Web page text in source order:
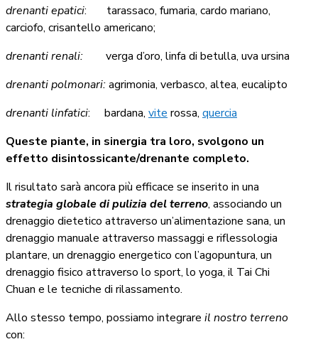
drenanti epatici:
tarassaco, fumaria, cardo mariano,
carciofo, crisantello americano;
drenanti renali:
verga d’oro, linfa di betulla, uva ursina
drenanti polmonari:agrimonia, verbasco, altea, eucalipto
drenanti linfatici: bardana, vite rossa, quercia
Queste piante, in sinergia tra loro, svolgono un
effetto disintossicante/drenante completo.
Il risultato sarà ancora più efficace se inserito in una
strategia globale di pulizia del terreno, associando un
drenaggio dietetico attraverso un’alimentazione sana, un
drenaggio manuale attraverso massaggi e riflessologia
plantare, un drenaggio energetico con l’agopuntura, un
drenaggio fisico attraverso lo sport, lo yoga, il Tai Chi
Chuan e le tecniche di rilassamento.
Allo stesso tempo, possiamo integrare il nostro terreno
con: